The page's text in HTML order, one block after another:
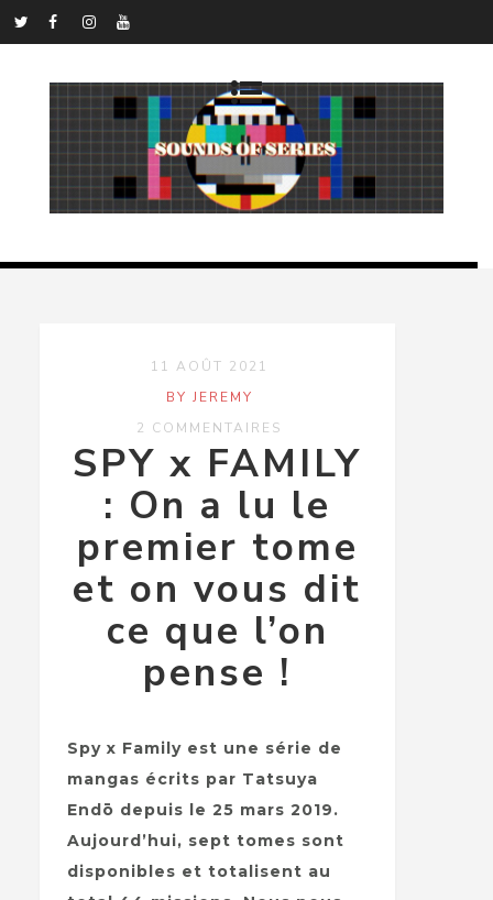
11 AOÛT 2021
BY JEREMY
2 COMMENTAIRES
SPY x FAMILY
: On a lu le
premier tome
et on vous dit
ce que l’on
pense !
Spy x Family est une série de
mangas écrits par Tatsuya
Endō depuis le 25 mars 2019.
Aujourd’hui, sept tomes sont
disponibles et totalisent au